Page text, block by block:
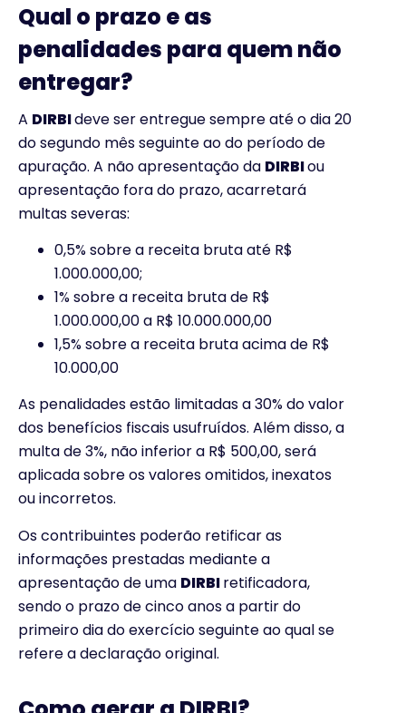
Qual o prazo e as
penalidades para quem não
entregar?
A DIRBIdeve ser entregue sempre até o dia 20
do segundo mês seguinte ao do período de
apuração. A não apresentação da DIRBIou
apresentação fora do prazo, acarretará
multas severas:
0,5% sobre a receita bruta até R$
1.000.000,00;
1% sobre a receita bruta de R$
1.000.000,00 a R$ 10.000.000,00
1,5% sobre a receita bruta acima de R$
10.000,00
As penalidades estão limitadas a 30% do valor
dos benefícios fiscais usufruídos. Além disso, a
multa de 3%, não inferior a R$ 500,00, será
aplicada sobre os valores omitidos, inexatos
ou incorretos.
Os contribuintes poderão retificar as
informações prestadas mediante a
apresentação de uma DIRBIretificadora,
sendo o prazo de cinco anos a partir do
primeiro dia do exercício seguinte ao qual se
refere a declaração original.